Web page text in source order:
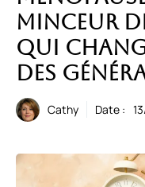
minceur
qui
des
Cathy Date :